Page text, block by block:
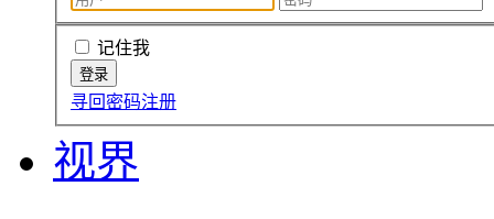
记住我
寻回密码注册
视界